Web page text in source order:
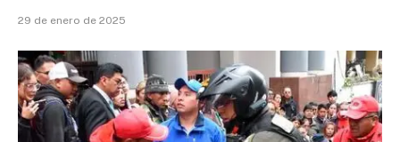
29 de enero de 2025